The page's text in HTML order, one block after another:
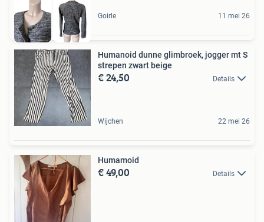
Goirle 11 mei 26
Humanoid dunne glimbroek, jogger mt S
strepen zwart beige
€ 24,50 Details
Wijchen 22 mei 26
Humamoid
€ 49,00 Details